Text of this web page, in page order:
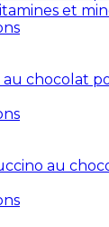
et
chocolat
au